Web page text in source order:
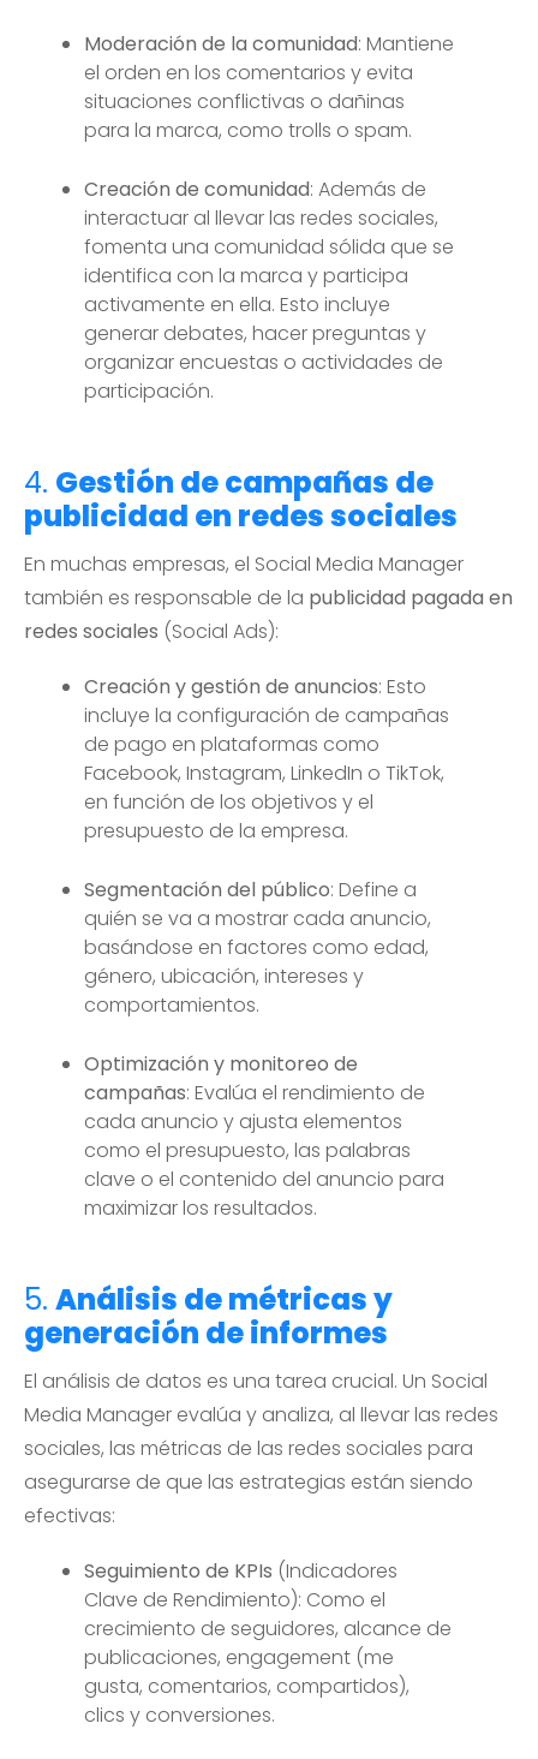
Moderación de la comunidad: Mantiene
el orden en los comentarios y evita
situaciones conflictivas o dañinas
para la marca, como trolls o spam.
Creación de comunidad: Además de
interactuar al llevar las redes sociales,
fomenta una comunidad sólida que se
identifica con la marca y participa
activamente en ella. Esto incluye
generar debates, hacer preguntas y
organizar encuestas o actividades de
participación.
4. Gestión de campañas de
publicidad en redes sociales
En muchas empresas, el Social Media Manager
también es responsable de la publicidad pagada en
redes sociales (Social Ads):
Creación y gestión de anuncios: Esto
incluye la configuración de campañas
de pago en plataformas como
Facebook, Instagram, LinkedIn o TikTok,
en función de los objetivos y el
presupuesto de la empresa.
Segmentación del público: Define a
quién se va a mostrar cada anuncio,
basándose en factores como edad,
género, ubicación, intereses y
comportamientos.
Optimización y monitoreo de
campañas: Evalúa el rendimiento de
cada anuncio y ajusta elementos
como el presupuesto, las palabras
clave o el contenido del anuncio para
maximizar los resultados.
5. Análisis de métricas y
generación de informes
El análisis de datos es una tarea crucial. Un Social
Media Manager evalúa y analiza, al llevar las redes
sociales, las métricas de las redes sociales para
asegurarse de que las estrategias están siendo
efectivas:
Seguimiento de KPIs (Indicadores
Clave de Rendimiento): Como el
crecimiento de seguidores, alcance de
publicaciones, engagement (me
gusta, comentarios, compartidos),
clics y conversiones.